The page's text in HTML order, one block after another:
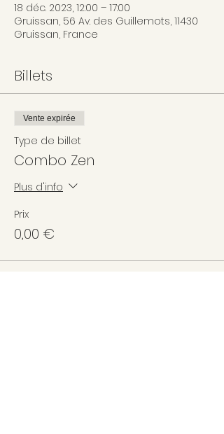
18 déc. 2023, 12:00 – 17:00
Gruissan, 56 Av. des Guillemots, 11430
Gruissan, France
Billets
Vente expirée
Type de billet
Combo Zen
Plus d'info
Prix
0,00 €